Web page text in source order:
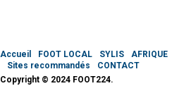
Accueil FOOT LOCAL SYLIS AFRIQUE
Sites recommandés
CONTACT
Copyright © 2024 FOOT224.